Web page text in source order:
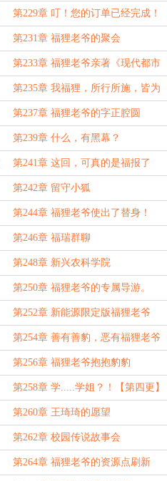
第229章 叮！您的订单已经完成！
第231章 福狸老爷的聚会
第233章 福狸老爷亲著《现代都市
速通手册》
第235章 我福狸，所行所施，皆为
正事
第237章 福狸老爷的字正腔圆
第239章 什么，有黑幕？
第241章 这回，可真的是福报了
第242章 留守小狐
第244章 福狸老爷使出了替身！
第246章 福瑞群聊
第248章 新兴农科学院
第250章 福狸老爷的专属导游。
第252章 新能源限定版福狸老爷
第254章 善有善豹，恶有福狸老爷
抱
第256章 福狸老爷抱抱豹豹
第258章 学.....学姐？！【第四更】
第260章 王琦琦的愿望
第262章 校园传说故事会
第264章 福狸老爷的资源点刷新